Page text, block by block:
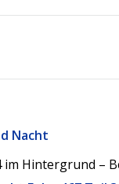
Nacht
Hintergrund –